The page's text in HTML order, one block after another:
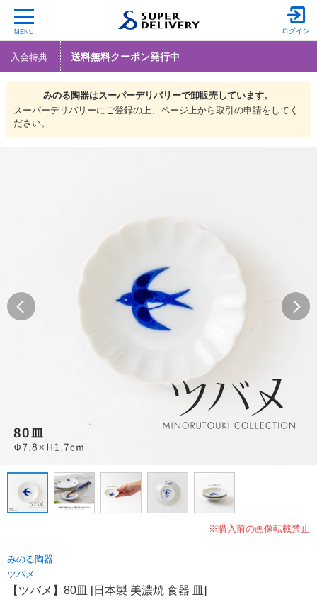
MENU ログイン
入会特典 送料無料クーポン発行中
みのる陶器はスーパーデリバリーで卸販売しています。
スーパーデリバリーにご登録の上、ページ上から取引の申請をしてく
ださい。
※購入前の画像転載禁止
みのる陶器
ツバメ
【ツバメ】80皿 [日本製 美濃焼 食器 皿]